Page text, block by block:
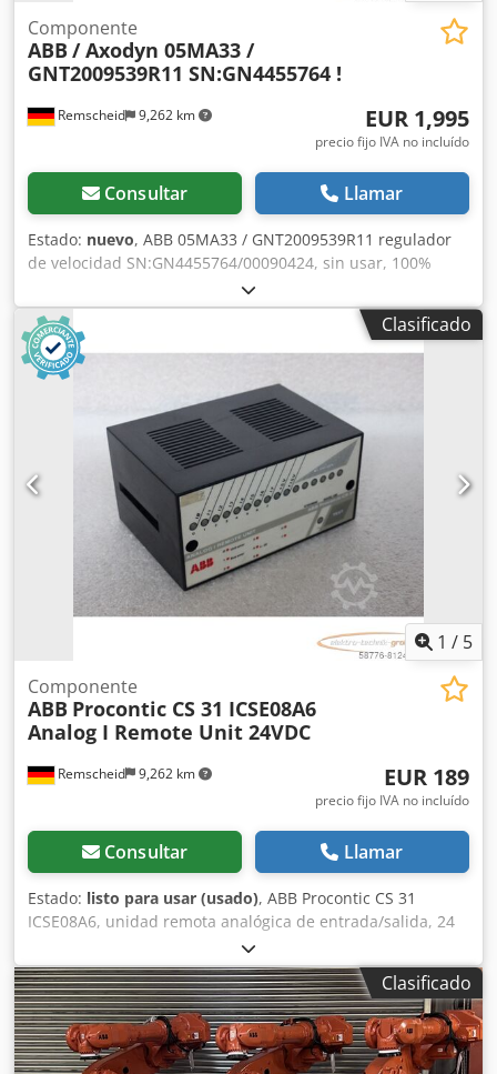
Remscheid 9,262 km
Componente
ABB / Axodyn 05MA33 /
GNT2009539R11 SN:GN4455764 !
EUR 1,995
precio fijo IVA no incluído
Consultar Llamar
Estado: nuevo, ABB 05MA33 / GNT2009539R11 regulador
de velocidad SN:GN4455764/00090424, sin usar, 100%
funcional, entrega según fotos Dsdox Eqpgopfx Aflskr
Clasificado
1 / 5
Remscheid 9,262 km
Componente
ABB Procontic CS 31 ICSE08A6
Analog I Remote Unit 24VDC
EUR 189
precio fijo IVA no incluído
Consultar Llamar
Estado: listo para usar (usado), ABB Procontic CS 31
ICSE08A6, unidad remota analógica de entrada/salida, 24
VCC, usada, con leves signos de uso, 100 % funcional, el
alcance del suministro se corresponde con las fotos.
Djdpei D Tr Ijfx Afljkr
Clasificado